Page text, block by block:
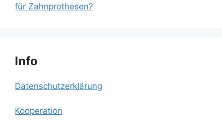
für Zahnprothesen?
Info
Datenschutzerklärung
Kooperation